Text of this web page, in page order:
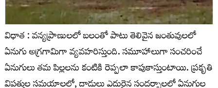
విధాత : వన్యప్రాణులలో బలంతో పాటు తెలివైన జంతువులలో
ఏనుగు అగ్రగామిగా వ్యవహరిస్తుంది. సమూహాలుగా సంచరించే
ఏనుగులు తమ పిల్లలను కంటికి రెప్పలా కాపుకాస్తుంటాయి. ప్రకృతి